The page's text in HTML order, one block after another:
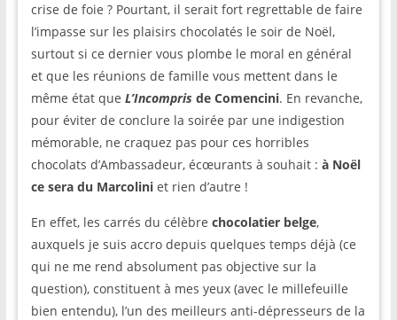
crise de foie ? Pourtant, il serait fort regrettable de faire
l’impasse sur les plaisirs chocolatés le soir de Noël,
surtout si ce dernier vous plombe le moral en général
et que les réunions de famille vous mettent dans le
même état que L’Incompris de Comencini. En revanche,
pour éviter de conclure la soirée par une indigestion
mémorable, ne craquez pas pour ces horribles
chocolats d’Ambassadeur, écœurants à souhait : à Noël
ce sera du Marcoliniet rien d’autre !
En effet, les carrés du célèbre chocolatier belge,
auxquels je suis accro depuis quelques temps déjà (ce
qui ne me rend absolument pas objective sur la
question), constituent à mes yeux (avec le millefeuille
bien entendu), l’un des meilleurs anti-dépresseurs de la